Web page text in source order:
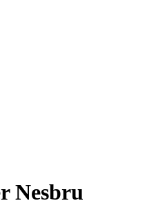
Nesbru